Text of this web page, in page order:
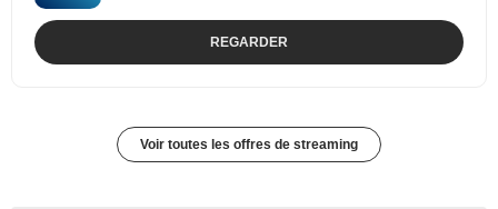
REGARDER
Voir toutes les offres de streaming